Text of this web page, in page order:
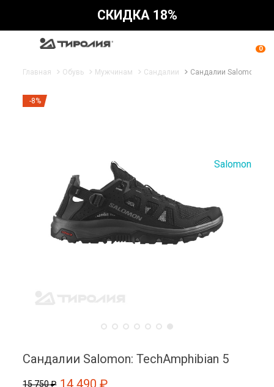
СКИДКА 18%
0
Главная Обувь Мужчинам Сандалии Сандалии Salomon:
-8%
Salomon
Сандалии Salomon: TechAmphibian 5
15 750 ₽ 14 490 ₽